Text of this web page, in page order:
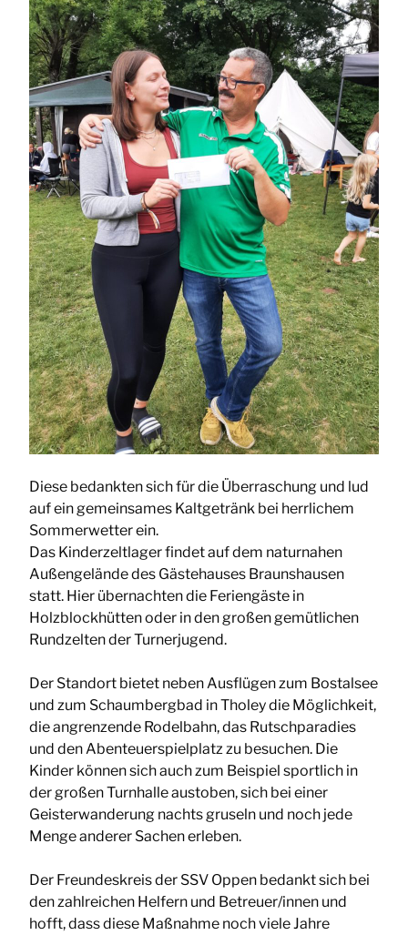
Diese bedankten sich für die Überraschung und lud
auf ein gemeinsames Kaltgetränk bei herrlichem
Sommerwetter ein.
Das Kinderzeltlager findet auf dem naturnahen
Außengelände des Gästehauses Braunshausen
statt. Hier übernachten die Feriengäste in
Holzblockhütten oder in den großen gemütlichen
Rundzelten der Turnerjugend.
Der Standort bietet neben Ausflügen zum Bostalsee
und zum Schaumbergbad in Tholey die Möglichkeit,
die angrenzende Rodelbahn, das Rutschparadies
und den Abenteuerspielplatz zu besuchen. Die
Kinder können sich auch zum Beispiel sportlich in
der großen Turnhalle austoben, sich bei einer
Geisterwanderung nachts gruseln und noch jede
Menge anderer Sachen erleben.
Der Freundeskreis der SSV Oppen bedankt sich bei
den zahlreichen Helfern und Betreuer/innen und
hofft, dass diese Maßnahme noch viele Jahre